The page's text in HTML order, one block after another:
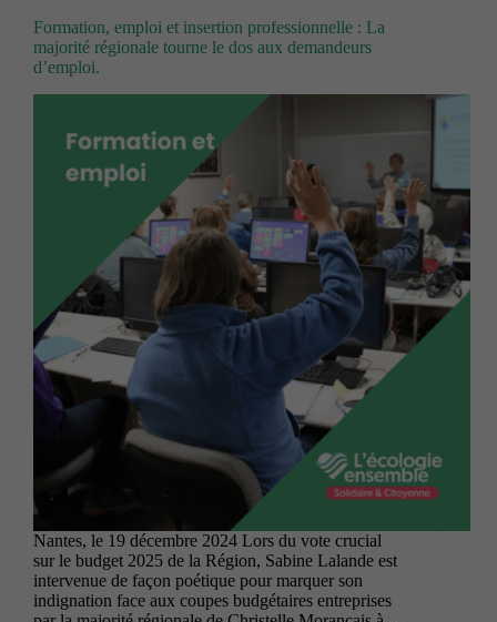
Formation, emploi et insertion professionnelle : La
majorité régionale tourne le dos aux demandeurs
d’emploi.
Nantes, le 19 décembre 2024 Lors du vote crucial
sur le budget 2025 de la Région, Sabine Lalande est
intervenue de façon poétique pour marquer son
indignation face aux coupes budgétaires entreprises